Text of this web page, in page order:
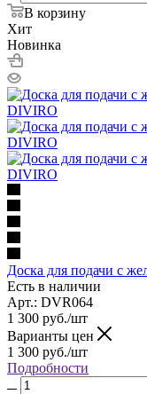
В корзину
Хит
Новинка
Доска для подачи с
Есть в наличии
Арт.: DVR064
1 300 руб./шт
Варианты цен
1 300 руб./шт
Подробности